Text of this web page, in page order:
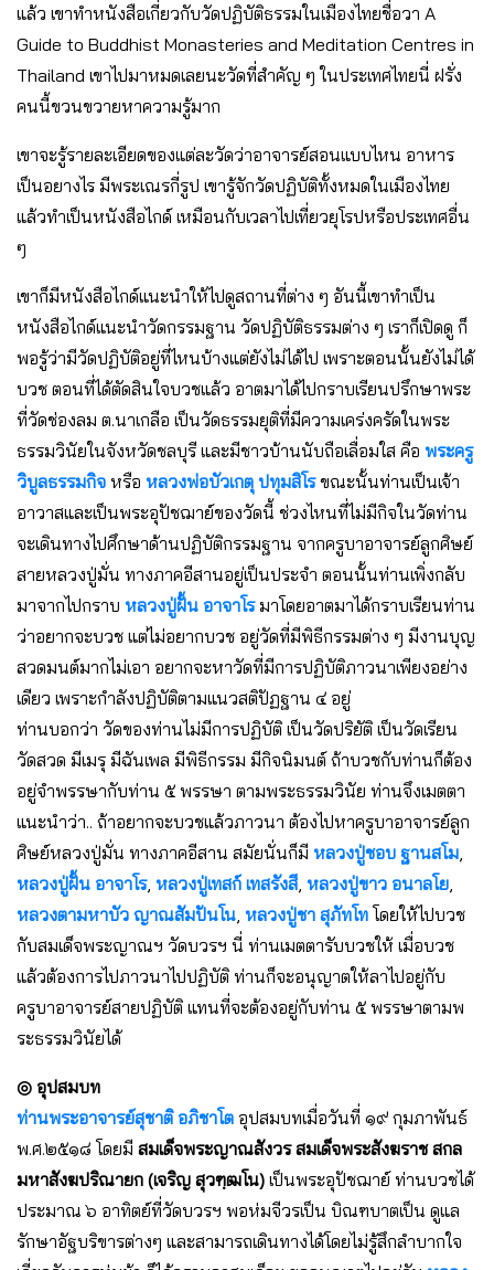
แล้ว เขาทำหนังสือเกี่ยวกับวัดปฏิบัติธรรมในเมืองไทยชื่อวา A
Guide to Buddhist Monasteries and Meditation Centres in
Thailand เขาไปมาหมดเลยนะวัดที่สำคัญ ๆ ในประเทศไทยนี่ ฝรั่ง
คนนี้ขวนขวายหาความรู้มาก
เขาจะรู้รายละเอียดของแต่ละวัดว่าอาจารย์สอนแบบไหน อาหาร
เป็นอยางไร มีพระเณรกี่รูป เขารู้จักวัดปฏิบัติทั้งหมดในเมืองไทย
แล้วทำเป็นหนังสือไกด์ เหมือนกับเวลาไปเที่ยวยุโรปหรือประเทศอื่น
ๆ
เขาก็มีหนังสือไกด์แนะนำให้ไปดูสถานที่ต่าง ๆ อันนี้เขาทำเป็น
หนังสือไกด์แนะนำวัดกรรมฐาน วัดปฏิบัติธรรมต่าง ๆ เราก็เปิดดู ก็
พอรู้ว่ามีวัดปฏิบัติอยู่ที่ไหนบ้างแต่ยังไม่ได้ไป เพราะตอนนั้นยังไม่ได้
บวช ตอนที่ได้ตัดสินใจบวชแล้ว อาตมาได้ไปกราบเรียนปรึกษาพระ
ที่วัดช่องลม ต.นาเกลือ เป็นวัดธรรมยุติที่มีความเคร่งครัดในพระ
ธรรมวินัยในจังหวัดชลบุรี และมีชาวบ้านนับถือเลื่อมใส คือ พระครู
วิบูลธรรมกิจ หรือ หลวงพ่อบัวเกตุ ปทุมสิโรขณะนั้นท่านเป็นเจ้า
อาวาสและเป็นพระอุปัชฌาย์ของวัดนี้ ช่วงไหนที่ไม่มีกิจในวัดท่าน
จะเดินทางไปศึกษาด้านปฏิบัติกรรมฐาน จากครูบาอาจารย์ลูกศิษย์
สายหลวงปู่มั่น ทางภาคอีสานอยู่เป็นประจำ ตอนนั้นท่านเพิ่งกลับ
มาจากไปกราบ หลวงปู่ฝั้น อาจาโรมาโดยอาตมาได้กราบเรียนท่าน
ว่าอยากจะบวช แต่ไม่อยากบวช อยู่วัดที่มีพิธีกรรมต่าง ๆ มีงานบุญ
สวดมนต์มากไม่เอา อยากจะหาวัดที่มีการปฏิบัติภาวนาเพียงอย่าง
เดียว เพราะกำลังปฏิบัติตามแนวสติปัฏฐาน ๔ อยู่
ท่านบอกว่า วัดของท่านไม่มีการปฏิบัติ เป็นวัดปริยัติ เป็นวัดเรียน
วัดสวด มีเมรุ มีฉันเพล มีพิธีกรรม มีกิจนิมนต์ ถ้าบวชกับท่านก็ต้อง
อยู่จำพรรษากับท่าน ๕ พรรษา ตามพระธรรมวินัย ท่านจึงเมตตา
แนะนำว่า.. ถ้าอยากจะบวชแล้วภาวนา ต้องไปหาครูบาอาจารย์ลูก
ศิษย์หลวงปู่มั่น ทางภาคอีสาน สมัยนั่นก็มี หลวงปู่ชอบ ฐานสโม
หลวงปู่ฝั้น อาจาโร, หลวงปู่เทสก์ เทสรังสี หลวงปู่ขาว อนาลโย
หลวงตามหาบัว ญาณสัมปันโน หลวงปู่ชา สุภัทโท โดยให้ไปบวช
กับสมเด็จพระญาณฯ วัดบวรฯ นี่ ท่านเมตตารับบวชให้ เมื่อบวช
แล้วต้องการไปภาวนาไปปฏิบัติ ท่านก็จะอนุญาตให้ลาไปอยู่กับ
ครูบาอาจารย์สายปฏิบัติ แทนที่จะต้องอยู่กับท่าน ๕ พรรษาตามพ
ระธรรมวินัยได้
◎ อุปสมบท
ท่านพระอาจารย์สุชาติ อภิชาโต อุปสมบทเมื่อวันที่ ๑๙ กุมภาพันธ์
พ.ศ.๒๕๑๘ โดยมี สมเด็จพระญาณสังวร สมเด็จพระสังฆราช สกล
มหาสังฆปริณายก (เจริญ สุวฑฺฒโน) เป็นพระอุปัชฌาย์ ท่านบวชได้
ประมาณ ๖ อาทิตย์ที่วัดบวรฯ พอห่มจีวรเป็น บิณฑบาตเป็น ดูแล
รักษาอัฐบริขารต่างๆ และสามารถเดินทางได้โดยไม่รู้สึกลำบากใจ